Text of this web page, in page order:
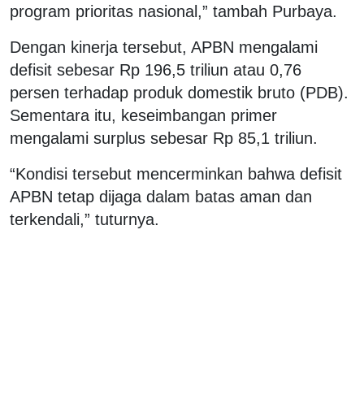
program prioritas nasional,” tambah Purbaya.
Dengan kinerja tersebut, APBN mengalami
defisit sebesar Rp 196,5 triliun atau 0,76
persen terhadap produk domestik bruto (PDB).
Sementara itu, keseimbangan primer
mengalami surplus sebesar Rp 85,1 triliun.
“Kondisi tersebut mencerminkan bahwa defisit
APBN tetap dijaga dalam batas aman dan
terkendali,” tuturnya.